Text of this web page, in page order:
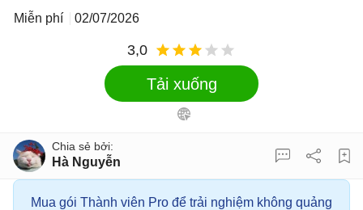
Miễn phí 02/07/2026
3,0
Tải xuống
Hà Nguyễn
Mua gói Thành viên Pro để trải nghiệm không quảng